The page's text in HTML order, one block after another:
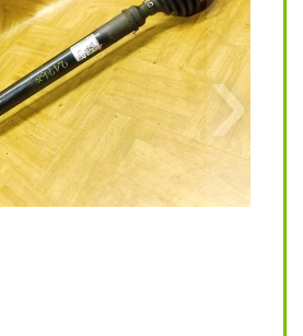
›